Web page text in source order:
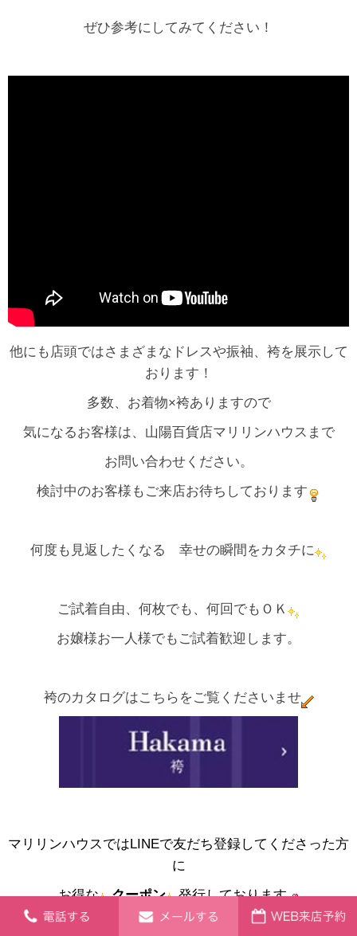
ぜひ参考にしてみてください！
他にも店頭ではさまざまなドレスや振袖、袴を展示して
おります！
多数、お着物×袴ありますので
気になるお客様は、山陽百貨店マリリンハウスまで
お問い合わせください。
検討中のお客様もご来店お待ちしております
何度も見返したくなる 幸せの瞬間をカタチに
ご試着自由、何枚でも、何回でもＯＫ
お嬢様お一人様でもご試着歓迎します。
袴のカタログはこちらをご覧くださいませ
マリリンハウスではLINEで友だち登録してくださった方
に
お得な
クーポン
発行しております
コチラ
をクリックお願いいたします